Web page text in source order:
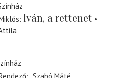
Iván, a rettenet